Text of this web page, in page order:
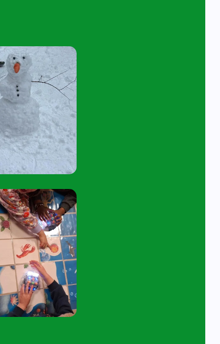
bij ons op
4 jaar en hun ouder/verzorger zijn van
kijk- en speelochtend op woensdag 7
een e-mail aan